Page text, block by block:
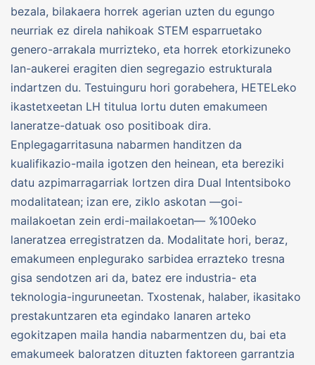
bezala, bilakaera horrek agerian uzten du egungo
neurriak ez direla nahikoak STEM esparruetako
genero-arrakala murrizteko, eta horrek etorkizuneko
lan-aukerei eragiten dien segregazio estrukturala
indartzen du. Testuinguru hori gorabehera, HETELeko
ikastetxeetan LH titulua lortu duten emakumeen
laneratze-datuak oso positiboak dira.
Enplegagarritasuna nabarmen handitzen da
kualifikazio-maila igotzen den heinean, eta bereziki
datu azpimarragarriak lortzen dira Dual Intentsiboko
modalitatean; izan ere, ziklo askotan —goi-
mailakoetan zein erdi-mailakoetan— %100eko
laneratzea erregistratzen da. Modalitate hori, beraz,
emakumeen enplegurako sarbidea errazteko tresna
gisa sendotzen ari da, batez ere industria- eta
teknologia-inguruneetan. Txostenak, halaber, ikasitako
prestakuntzaren eta egindako lanaren arteko
egokitzapen maila handia nabarmentzen du, bai eta
emakumeek baloratzen dituzten faktoreen garrantzia